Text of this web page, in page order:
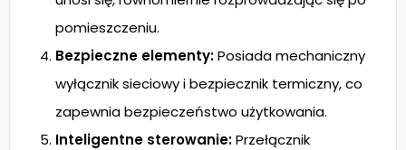
pomieszczeniu.
Bezpieczne elementy:Posiada mechaniczny
wyłącznik sieciowy i bezpiecznik termiczny, co
zapewnia bezpieczeństwo użytkowania.
Inteligentne sterowanie:Przełącznik